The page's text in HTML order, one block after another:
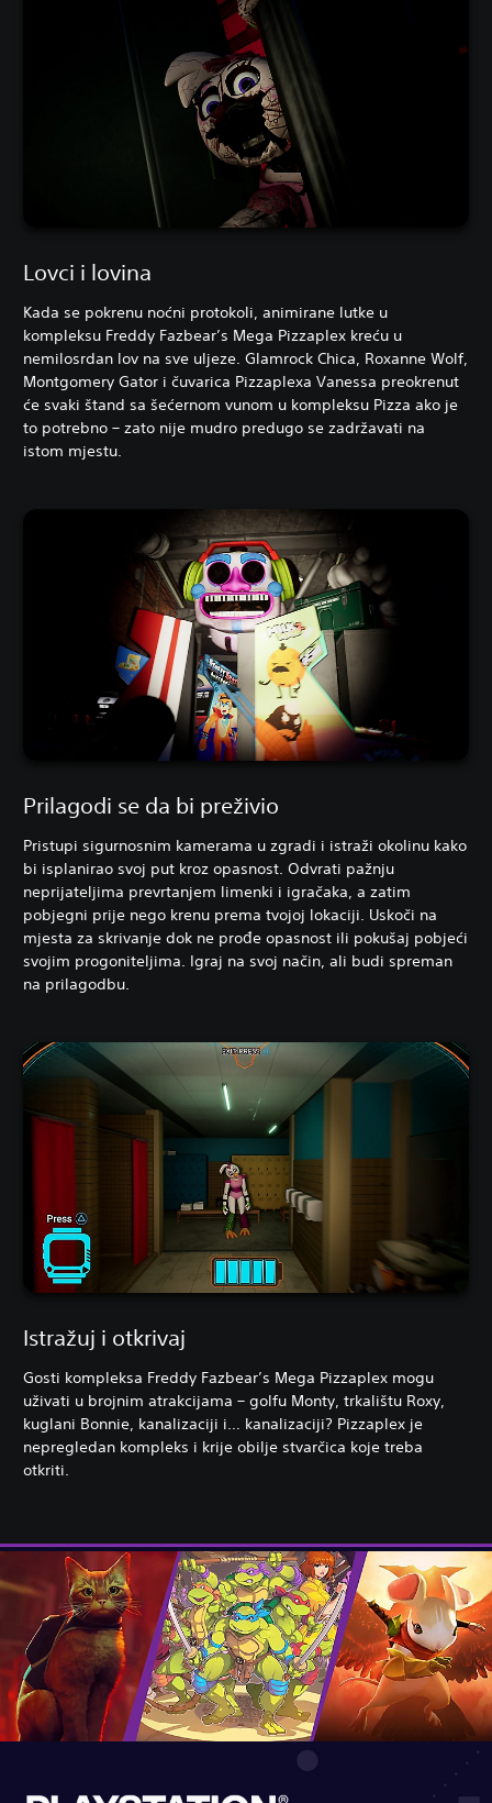
Lovci i lovina
Kada se pokrenu noćni protokoli, animirane lutke u
kompleksu Freddy Fazbear’s Mega Pizzaplex kreću u
nemilosrdan lov na sve uljeze. Glamrock Chica, Roxanne Wolf,
Montgomery Gator i čuvarica Pizzaplexa Vanessa preokrenut
će svaki štand sa šećernom vunom u kompleksu Pizza ako je
to potrebno – zato nije mudro predugo se zadržavati na
istom mjestu.
Prilagodi se da bi preživio
Pristupi sigurnosnim kamerama u zgradi i istraži okolinu kako
bi isplanirao svoj put kroz opasnost. Odvrati pažnju
neprijateljima prevrtanjem limenki i igračaka, a zatim
pobjegni prije nego krenu prema tvojoj lokaciji. Uskoči na
mjesta za skrivanje dok ne prođe opasnost ili pokušaj pobjeći
svojim progoniteljima. Igraj na svoj način, ali budi spreman
na prilagodbu.
Istražuj i otkrivaj
Gosti kompleksa Freddy Fazbear’s Mega Pizzaplex mogu
uživati u brojnim atrakcijama – golfu Monty, trkalištu Roxy,
kuglani Bonnie, kanalizaciji i… kanalizaciji? Pizzaplex je
nepregledan kompleks i krije obilje stvarčica koje treba
otkriti.